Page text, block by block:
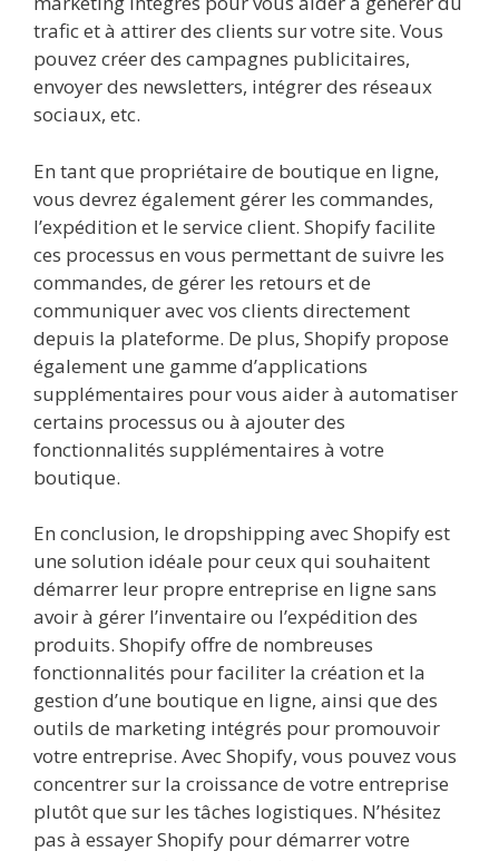
trafic et à attirer des clients sur votre site. Vous
pouvez créer des campagnes publicitaires,
envoyer des newsletters, intégrer des réseaux
sociaux, etc.
En tant que propriétaire de boutique en ligne,
vous devrez également gérer les commandes,
l’expédition et le service client. Shopify facilite
ces processus en vous permettant de suivre les
commandes, de gérer les retours et de
communiquer avec vos clients directement
depuis la plateforme. De plus, Shopify propose
également une gamme d’applications
supplémentaires pour vous aider à automatiser
certains processus ou à ajouter des
fonctionnalités supplémentaires à votre
boutique.
En conclusion, le dropshipping avec Shopify est
une solution idéale pour ceux qui souhaitent
démarrer leur propre entreprise en ligne sans
avoir à gérer l’inventaire ou l’expédition des
produits. Shopify offre de nombreuses
fonctionnalités pour faciliter la création et la
gestion d’une boutique en ligne, ainsi que des
outils de marketing intégrés pour promouvoir
votre entreprise. Avec Shopify, vous pouvez vous
concentrer sur la croissance de votre entreprise
plutôt que sur les tâches logistiques. N’hésitez
pas à essayer Shopify pour démarrer votre